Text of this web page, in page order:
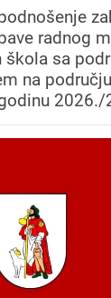
radnog
škola sa
na
2026./